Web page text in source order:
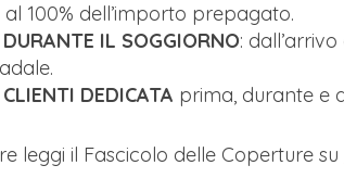
100% dell’importo prepagato.
IL SOGGIORNO:
DEDICATA prima, durante e
leggi il Fascicolo delle Coperture su